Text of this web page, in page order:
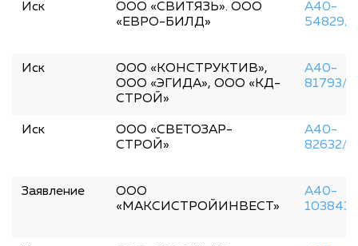
Иск
ООО «СВИТЯЗЬ». ООО
«ЕВРО-БИЛД»
А40-
54829/
Иск
ООО «КОНСТРУКТИВ»,
ООО «ЭГИДА», ООО «КД-
СТРОЙ»
А40-
81793/
Иск
ООО «СВЕТОЗАР-
СТРОЙ»
А40-
82632/
Заявление
ООО
«МАКСИСТРОЙИНВЕСТ»
А40-